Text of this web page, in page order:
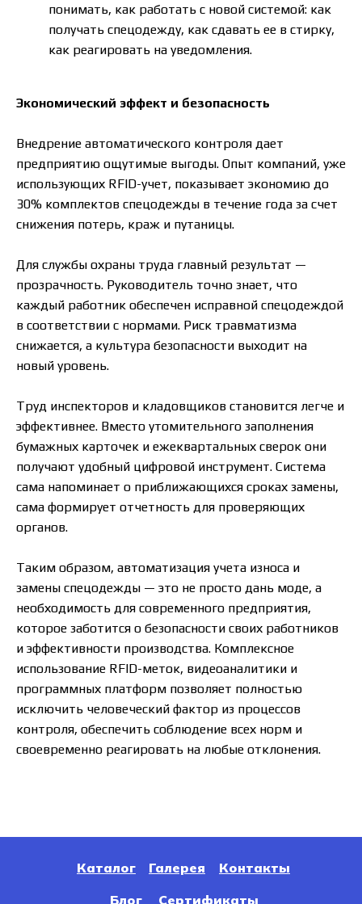
понимать, как работать с новой системой: как
получать спецодежду, как сдавать ее в стирку,
как реагировать на уведомления.
Экономический эффект и безопасность
Внедрение автоматического контроля дает
предприятию ощутимые выгоды. Опыт компаний, уже
использующих RFID-учет, показывает экономию до
30% комплектов спецодежды в течение года за счет
снижения потерь, краж и путаницы.
Для службы охраны труда главный результат —
прозрачность. Руководитель точно знает, что
каждый работник обеспечен исправной спецодеждой
в соответствии с нормами. Риск травматизма
снижается, а культура безопасности выходит на
новый уровень.
Труд инспекторов и кладовщиков становится легче и
эффективнее. Вместо утомительного заполнения
бумажных карточек и ежеквартальных сверок они
получают удобный цифровой инструмент. Система
сама напоминает о приближающихся сроках замены,
сама формирует отчетность для проверяющих
органов.
Таким образом, автоматизация учета износа и
замены спецодежды — это не просто дань моде, а
необходимость для современного предприятия,
которое заботится о безопасности своих работников
и эффективности производства. Комплексное
использование RFID-меток, видеоаналитики и
программных платформ позволяет полностью
исключить человеческий фактор из процессов
контроля, обеспечить соблюдение всех норм и
своевременно реагировать на любые отклонения.
Каталог Галерея
Контакты
Блог
Сертификаты